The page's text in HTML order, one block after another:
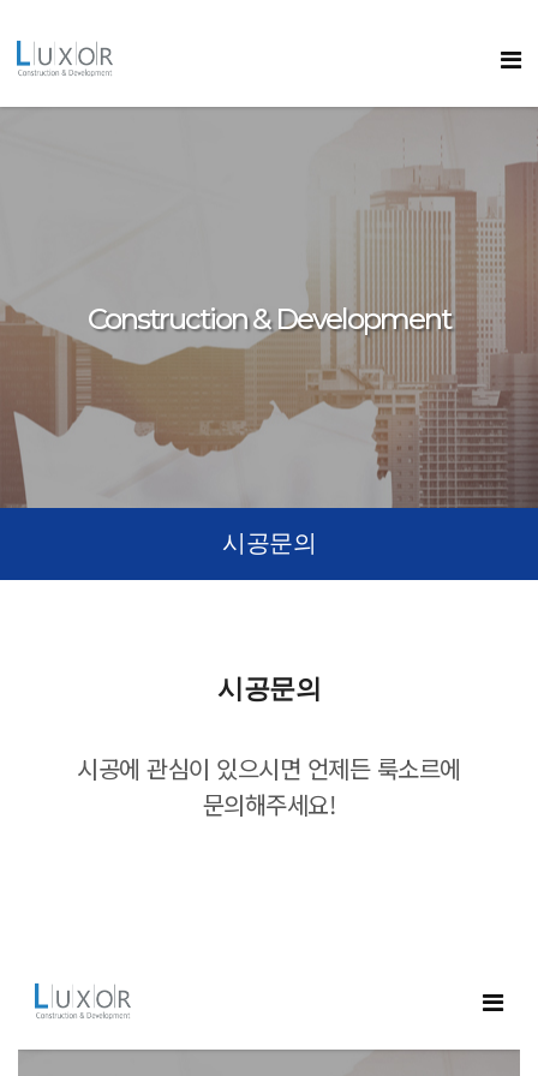
바로가기
Construction & Development
시공문의
시공문의
시공에 관심이 있으시면 언제든 룩소르에
문의해주세요!